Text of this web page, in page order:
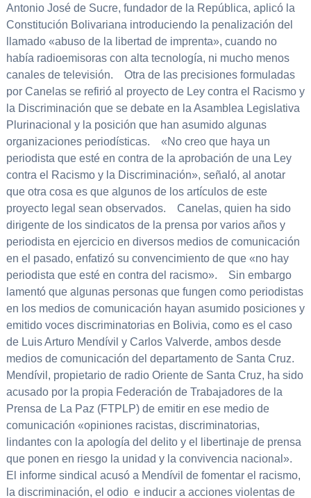
Antonio José de Sucre, fundador de la República, aplicó la
Constitución Bolivariana introduciendo la penalización del
llamado «abuso de la libertad de imprenta», cuando no
había radioemisoras con alta tecnología, ni mucho menos
canales de televisión. Otra de las precisiones formuladas
por Canelas se refirió al proyecto de Ley contra el Racismo y
la Discriminación que se debate en la Asamblea Legislativa
Plurinacional y la posición que han asumido algunas
organizaciones periodísticas. «No creo que haya un
periodista que esté en contra de la aprobación de una Ley
contra el Racismo y la Discriminación», señaló, al anotar
que otra cosa es que algunos de los artículos de este
proyecto legal sean observados. Canelas, quien ha sido
dirigente de los sindicatos de la prensa por varios años y
periodista en ejercicio en diversos medios de comunicación
en el pasado, enfatizó su convencimiento de que «no hay
periodista que esté en contra del racismo». Sin embargo
lamentó que algunas personas que fungen como periodistas
en los medios de comunicación hayan asumido posiciones y
emitido voces discriminatorias en Bolivia, como es el caso
de Luis Arturo Mendívil y Carlos Valverde, ambos desde
medios de comunicación del departamento de Santa Cruz.
Mendívil, propietario de radio Oriente de Santa Cruz, ha sido
acusado por la propia Federación de Trabajadores de la
Prensa de La Paz (FTPLP) de emitir en ese medio de
comunicación «opiniones racistas, discriminatorias,
lindantes con la apología del delito y el libertinaje de prensa
que ponen en riesgo la unidad y la convivencia nacional».
El informe sindical acusó a Mendívil de fomentar el racismo,
la discriminación, el odio e inducir a acciones violentas de